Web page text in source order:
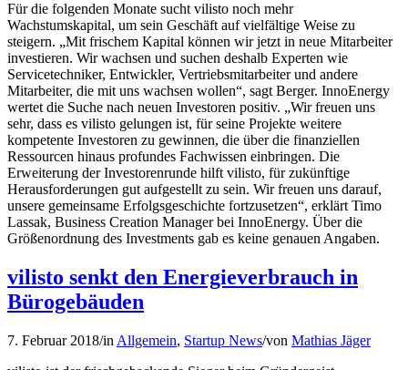
Für die folgenden Monate sucht vilisto noch mehr
Wachstumskapital, um sein Geschäft auf vielfältige Weise zu
steigern. „Mit frischem Kapital können wir jetzt in neue Mitarbeiter
investieren. Wir wachsen und suchen deshalb Experten wie
Servicetechniker, Entwickler, Vertriebsmitarbeiter und andere
Mitarbeiter, die mit uns wachsen wollen“, sagt Berger. InnoEnergy
wertet die Suche nach neuen Investoren positiv. „Wir freuen uns
sehr, dass es vilisto gelungen ist, für seine Projekte weitere
kompetente Investoren zu gewinnen, die über die finanziellen
Ressourcen hinaus profundes Fachwissen einbringen. Die
Erweiterung der Investorenrunde hilft vilisto, für zukünftige
Herausforderungen gut aufgestellt zu sein. Wir freuen uns darauf,
unsere gemeinsame Erfolgsgeschichte fortzusetzen“, erklärt Timo
Lassak, Business Creation Manager bei InnoEnergy. Über die
Größenordnung des Investments gab es keine genauen Angaben.
vilisto senkt den Energieverbrauch in
Bürogebäuden
7. Februar 2018/in Allgemein, Startup News/von Mathias Jäger